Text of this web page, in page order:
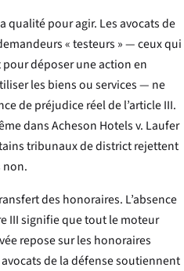
qualité pour agir. Les avocats de
« testeurs » — ceux qui
déposer une action en
les biens ou services — ne
de préjudice réel de l’article III.
dansAcheson Hotels v. Laufer
tribunaux de district rejettent
non.
des honoraires. L’absence
III signifie que tout le moteur
repose sur les honoraires
avocats de la défense soutiennent